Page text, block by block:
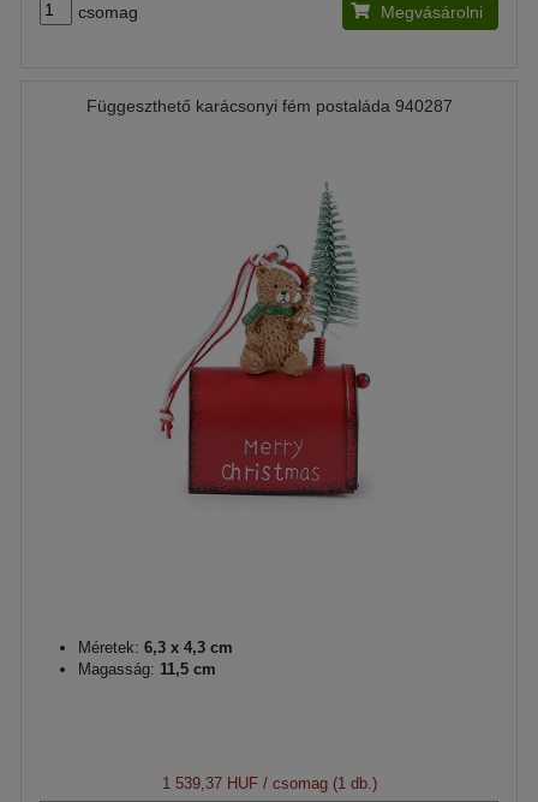
csomag Megvásárolni
Függeszthető karácsonyi fém postaláda 940287
Méretek: 6,3 x 4,3 cm
Magasság: 11,5 cm
1 539,37 HUF/ csomag (1 db.)